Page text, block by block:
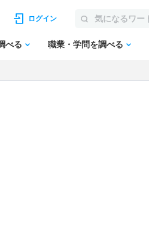
ログイン
べる 職業・学問を調べる